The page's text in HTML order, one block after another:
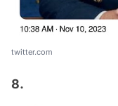
twitter.com
8.